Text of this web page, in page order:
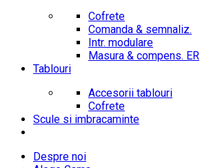
Cofrete
Comanda & semnaliz.
Intr. modulare
Masura & compens. ER
Tablouri
Accesorii tablouri
Cofrete
Scule si imbracaminte
Despre noi